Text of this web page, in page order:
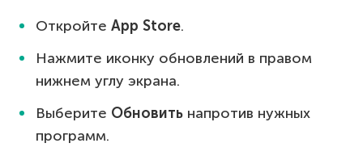
Откройте App Store.
Нажмите иконку обновлений в правом
нижнем углу экрана.
Выберите Обновить напротив нужных
программ.